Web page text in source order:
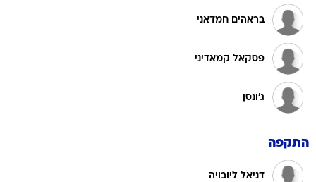
בראהים חמדאני
פסקאל קמאדיני
ג'ונסן
התקפה
דניאל ליובויה